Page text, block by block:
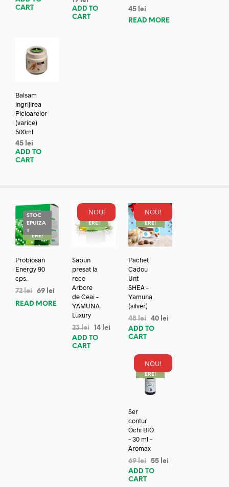
CART
ADD TO
CART
45 lei
READ MORE
Balsam
ingrijirea
Picioarelor
(varice)
500ml
45 lei
ADD TO
CART
STOC
EPUIZA
TREDUC
ERE!
Probiosan
Energy 90
cps.
72lei 69 lei
READ MORE
NOU!
REDUC
ERE!
Sapun
presat la
rece
Arbore
de Ceai –
YAMUNA
Luxury
23lei 14 lei
ADD TO
CART
NOU!
REDUC
ERE!
Pachet
Cadou
Unt
SHEA –
Yamuna
(silver)
48lei 40 lei
ADD TO
CART
NOU!
REDUC
ERE!
Ser
contur
Ochi BIO
– 30 ml –
Aromax
69lei 55 lei
ADD TO
CART